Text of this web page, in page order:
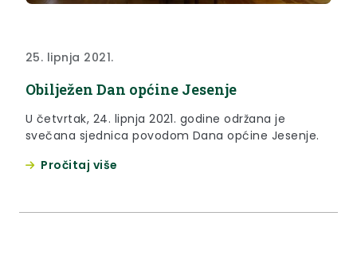
25. lipnja 2021.
Obilježen Dan općine Jesenje
U četvrtak, 24. lipnja 2021. godine održana je
svečana sjednica povodom Dana općine Jesenje.
Pročitaj više